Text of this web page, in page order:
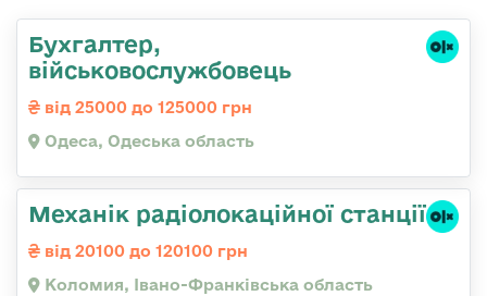
Бухгалтер,
військовослужбовець
від 25000 до 125000 грн
Одеса, Одеська область
Механік радіолокаційної станції
від 20100 до 120100 грн
Коломия, Івано-Франківська область